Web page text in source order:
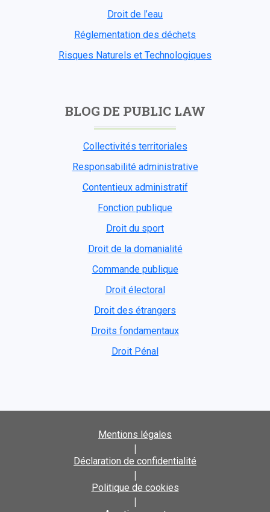
Droit de l’eau
Réglementation des déchets
Risques Naturels et Technologiques
BLOG DE PUBLIC LAW
Collectivités territoriales
Responsabilité administrative
Contentieux administratif
Fonction publique
Droit du sport
Droit de la domanialité
Commande publique
Droit électoral
Droit des étrangers
Droits fondamentaux
Droit Pénal
Mentions légales
|
Déclaration de confidentialité
|
Politique de cookies
|